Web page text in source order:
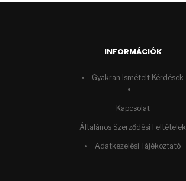
INFORMÁCIÓK
Gyakran Ismételt Kérdések
Kapcsolat
Általános Szerződési Feltételek
Adatkezelési Tájékoztató